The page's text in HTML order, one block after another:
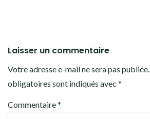
Laisser un commentaire
Votre adresse e-mail ne sera pas publiée.
obligatoires sont indiqués avec *
Commentaire*